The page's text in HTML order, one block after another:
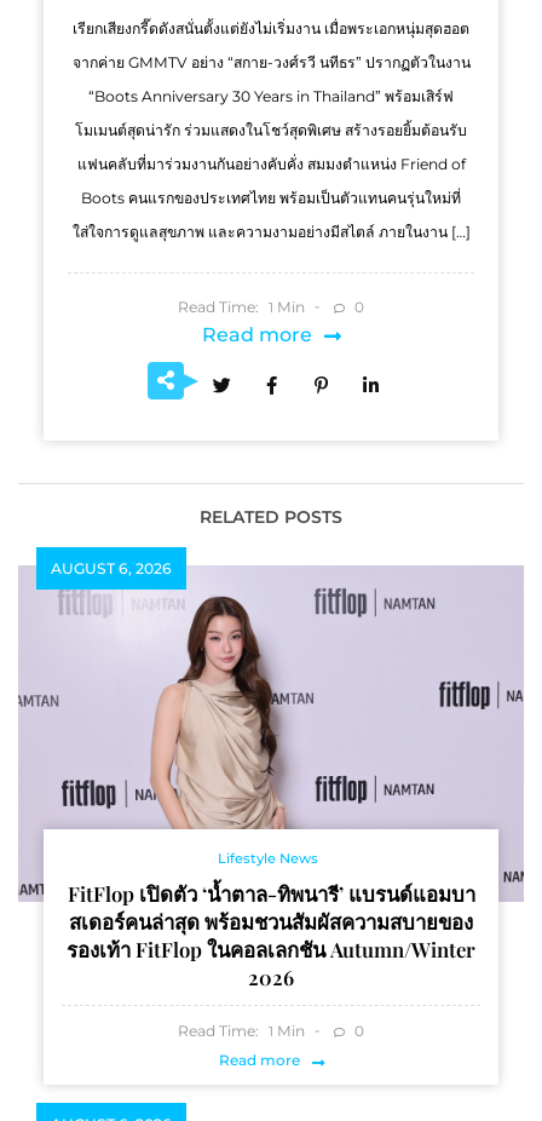
เรียกเสียงกรี๊ดดังสนั่นตั้งแต่ยังไม่เริ่มงาน เมื่อพระเอกหนุ่มสุดฮอต
จากค่าย GMMTV อย่าง “สกาย-วงศ์รวี นทีธร” ปรากฏตัวในงาน
“Boots Anniversary 30 Years in Thailand” พร้อมเสิร์ฟ
โมเมนต์สุดน่ารัก ร่วมแสดงในโชว์สุดพิเศษ สร้างรอยยิ้มต้อนรับ
แฟนคลับที่มาร่วมงานกันอย่างคับคั่ง สมมงตำแหน่ง Friend of
Boots คนแรกของประเทศไทย พร้อมเป็นตัวแทนคนรุ่นใหม่ที่
ใส่ใจการดูแลสุขภาพ และความงามอย่างมีสไตล์ ภายในงาน […]
Read Time: 1 Min 0
Read more
RELATED POSTS
AUGUST 6, 2026
Lifestyle News
FitFlop เปิดตัว ‘น้ำตาล-ทิพนารี’ แบรนด์แอมบา
สเดอร์คนล่าสุด พร้อมชวนสัมผัสความสบายของ
รองเท้า FitFlop ในคอลเลกชัน Autumn/Winter
2026
Read Time: 1 Min
0
Read more